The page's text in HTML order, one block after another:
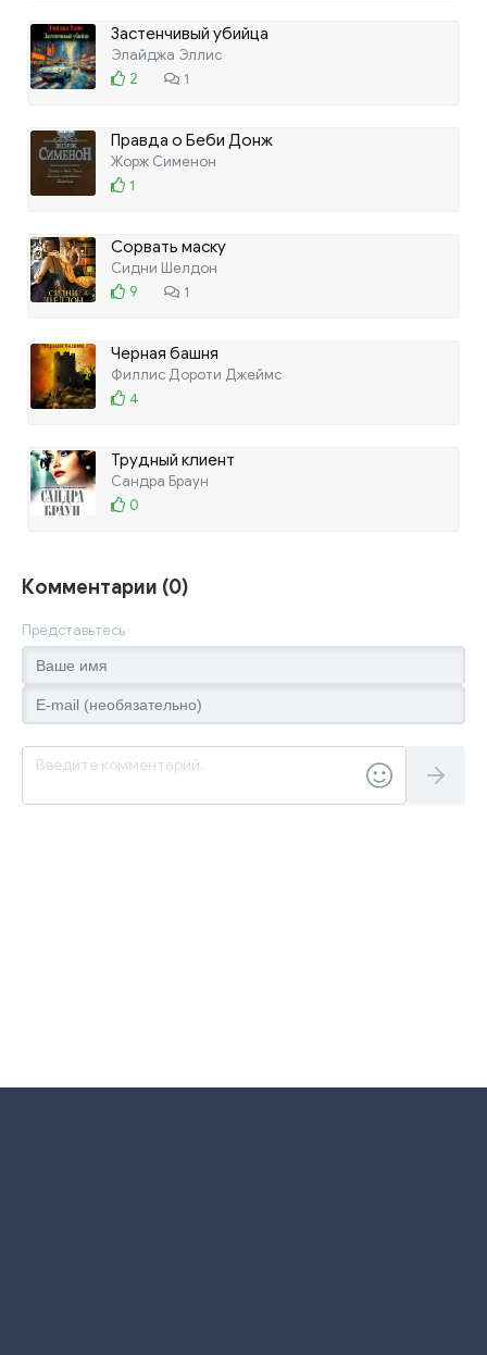
Застенчивый убийца
Элайджа Эллис
2
1
Правда о Беби Донж
Жорж Сименон
1
Сорвать маску
Сидни Шелдон
9
1
Черная башня
Филлис Дороти Джеймс
4
Трудный клиент
Сандра Браун
0
Комментарии (0)
Представьтесь